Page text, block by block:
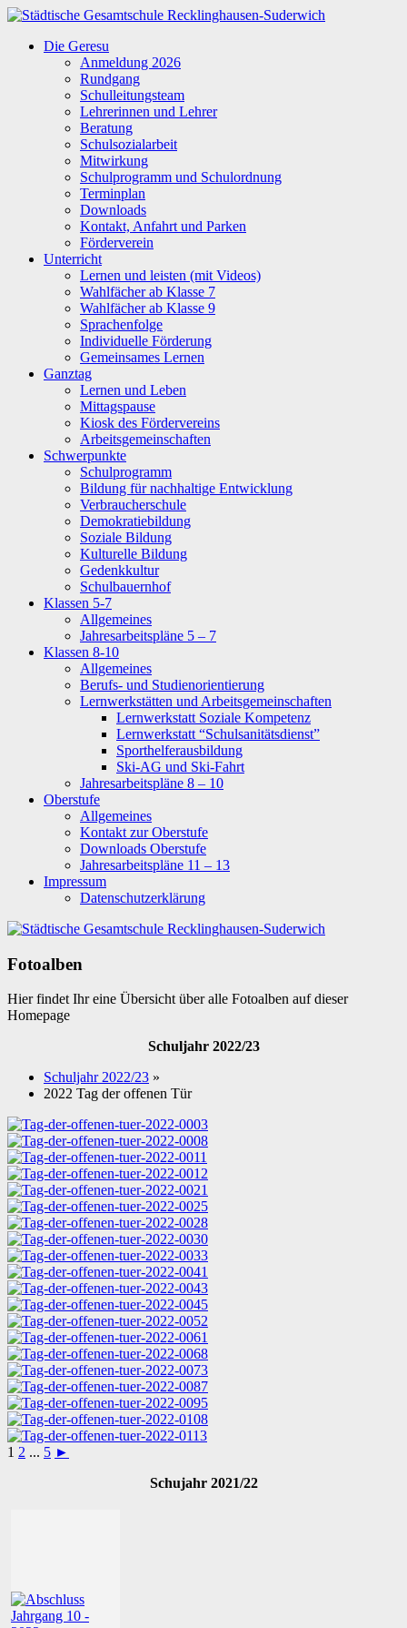
Zum
springen
Städtische
Gesamtschule
Recklinghausen-
Suderwich
Die Geresu
Anmeldung 2026
Rundgang
Schulleitungsteam
Lehrerinnen und Lehrer
Beratung
Schulsozialarbeit
Mitwirkung
Schulprogramm und Schulordnung
Terminplan
Downloads
Kontakt, Anfahrt und Parken
Förderverein
Unterricht
Lernen und leisten (mit Videos)
Wahlfächer ab Klasse 7
Wahlfächer ab Klasse 9
Sprachenfolge
Individuelle Förderung
Gemeinsames Lernen
Ganztag
Lernen und Leben
Mittagspause
Kiosk des Fördervereins
Arbeitsgemeinschaften
Schwerpunkte
Schulprogramm
Bildung für nachhaltige Entwicklung
Verbraucherschule
Demokratiebildung
Soziale Bildung
Kulturelle Bildung
Gedenkkultur
Schulbauernhof
Klassen 5-7
Allgemeines
Jahresarbeitspläne 5 – 7
Klassen 8-10
Allgemeines
Berufs- und Studienorientierung
Lernwerkstätten und Arbeitsgemeinschaften
Lernwerkstatt Soziale Kompetenz
Lernwerkstatt “Schulsanitätsdienst”
Sporthelferausbildung
Ski-AG und Ski-Fahrt
Jahresarbeitspläne 8 – 10
Oberstufe
Allgemeines
Kontakt zur Oberstufe
Downloads Oberstufe
Jahresarbeitspläne 11 – 13
Impressum
Datenschutzerklärung
Fotoalben
Hier findet Ihr eine Übersicht über alle Fotoalben auf dieser
Homepage
Schuljahr 2022/23
Schuljahr 2022/23 »
2022 Tag der offenen Tür
1 2 ... 5 ►
Schujahr 2021/22